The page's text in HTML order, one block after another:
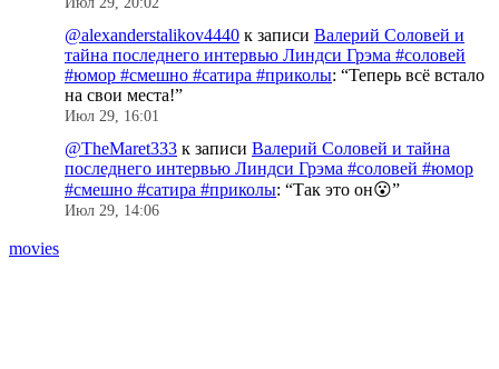
@alexanderstalikov4440 к записи Валерий Соловей и
тайна последнего интервью Линдси Грэма #соловей
#юмор #смешно #сатира #приколы: “Теперь всё встало
на свои места!”
Июл 29, 16:01
@TheMaret333 к записи Валерий Соловей и тайна
последнего интервью Линдси Грэма #соловей #юмор
#смешно #сатира #приколы: “Так это он😮”
Июл 29, 14:06
movies